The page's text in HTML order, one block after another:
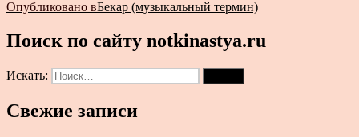
Опубликовано вБекар (музыкальный термин)
Поиск по сайту notkinastya.ru
Искать:
Свежие записи